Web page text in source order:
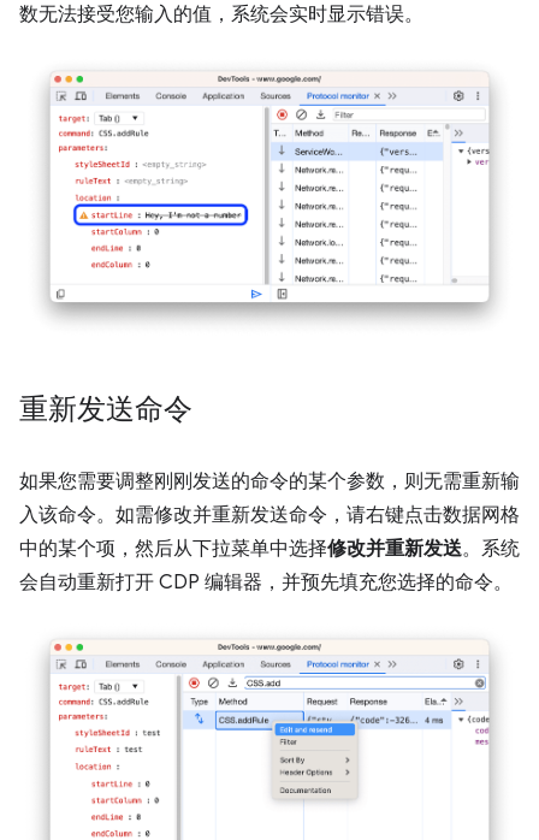
数无法接受您输入的值，系统会实时显示错误。
重新发送命令
如果您需要调整刚刚发送的命令的某个参数，则无需重新输
入该命令。如需修改并重新发送命令，请右键点击数据网格
中的某个项，然后从下拉菜单中选择修改并重新发送。系统
会自动重新打开 CDP 编辑器，并预先填充您选择的命令。